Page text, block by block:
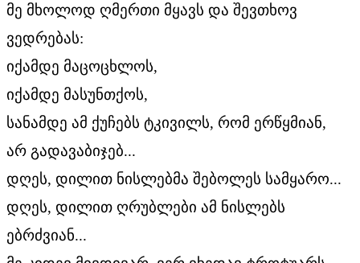
მე მხოლოდ ღმერთი მყავს და შევთხოვ
ვედრებას:
იქამდე მაცოცხლოს,
იქამდე მასუნთქოს,
სანამდე ამ ქუჩებს ტკივილს, რომ ერწყმიან,
არ გადავაბიჯებ...
დღეს, დილით ნისლებმა შებოლეს სამყარო...
დღეს, დილით ღრუბლები ამ ნისლებს
ებრძვიან...